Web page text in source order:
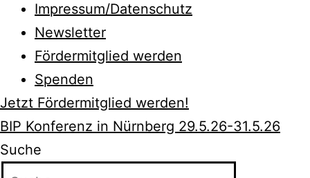
Impressum/Datenschutz
Newsletter
Fördermitglied werden
Spenden
Jetzt Fördermitglied werden!
BIP Konferenz in Nürnberg 29.5.26-31.5.26
Suche